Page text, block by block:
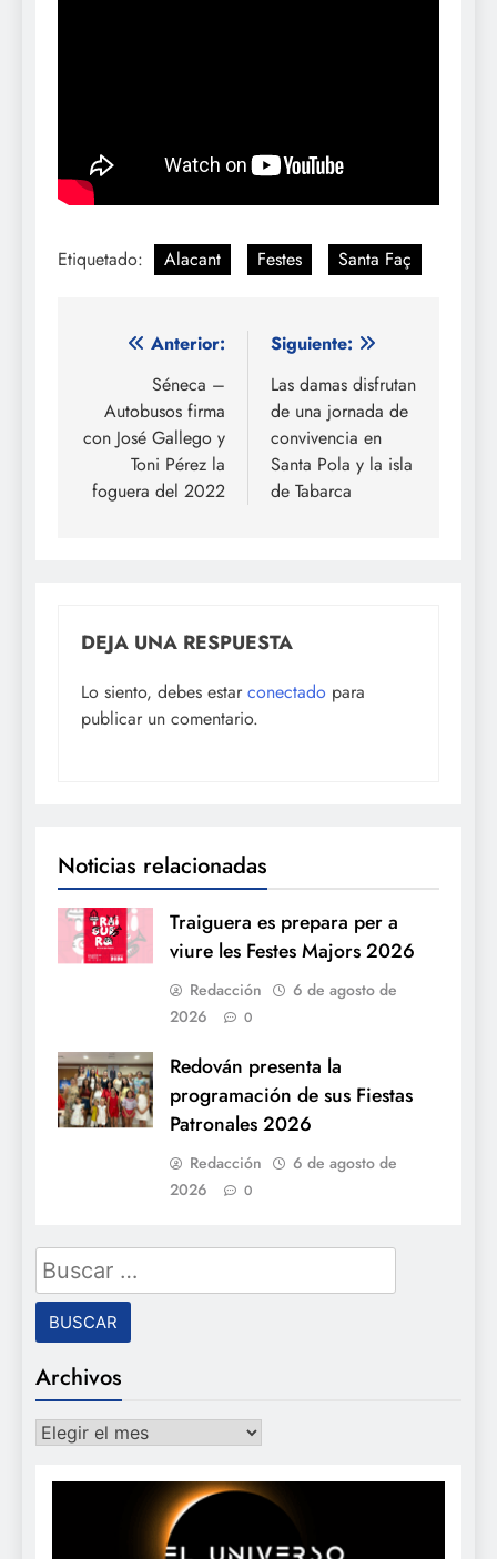
Etiquetado: Alacant Festes Santa Faç
Navegación
entradas
Anterior:
Séneca –
Autobusos firma
con José Gallego y
Toni Pérez la
foguera del 2022
Siguiente:
Las damas disfrutan
de una jornada de
convivencia en
Santa Pola y la isla
de Tabarca
DEJA UNA RESPUESTA
Lo siento, debes estar conectado para
publicar un comentario.
Noticias relacionadas
Traiguera es prepara per a
viure les Festes Majors 2026
Redacción
6 de agosto de
2026
0
Redován presenta la
programación de sus Fiestas
Patronales 2026
Redacción
6 de agosto de
2026
0
Buscar:
Archivos
Archivos